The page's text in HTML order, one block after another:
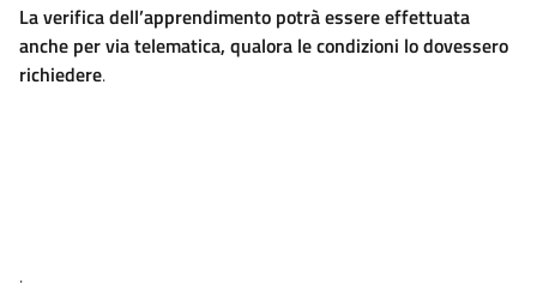
La verifica dell’apprendimento potrà essere effettuata
anche per via telematica, qualora le condizioni lo dovessero
richiedere.
.